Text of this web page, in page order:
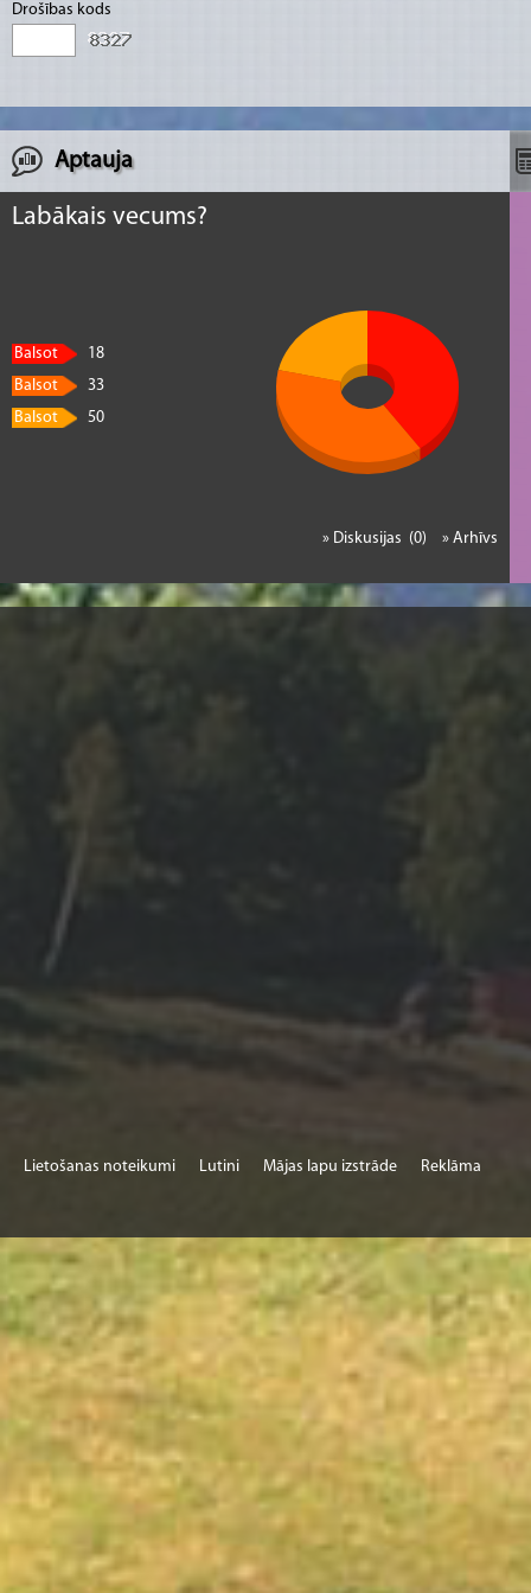
skaita, bet ne vairāk, kā 22 pasažieri.
Drošības kods
Aptauja
Labākais vecums?
Balsot
18
Balsot
33
Balsot
50
» Arhīvs
» Diskusijas (0)
Lietošanas noteikumi Lutini Mājas lapu izstrāde Reklāma